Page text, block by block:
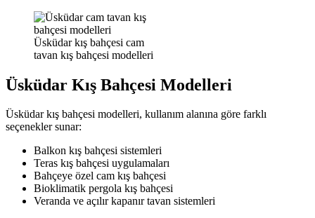
Üsküdar kış bahçesi cam
tavan kış bahçesi modelleri
Üsküdar Kış Bahçesi Modelleri
Üsküdar kış bahçesi modelleri, kullanım alanına göre farklı
seçenekler sunar:
Balkon kış bahçesi sistemleri
Teras kış bahçesi uygulamaları
Bahçeye özel cam kış bahçesi
Bioklimatik pergola kış bahçesi
Veranda ve açılır kapanır tavan sistemleri